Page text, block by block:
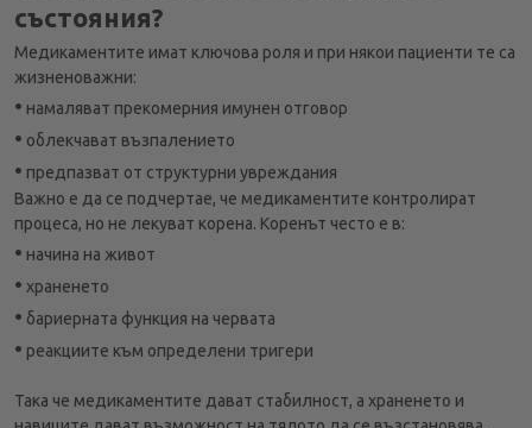
състояния?
Медикаментите имат ключова роля и при някои пациенти те са
жизненоважни:
• намаляват прекомерния имунен отговор
• облекчават възпалението
• предпазват от структурни увреждания
Важно е да се подчертае, че медикаментите контролират
процеса, но не лекуват корена. Коренът често е в:
• начина на живот
• храненето
• бариерната функция на червата
• реакциите към определени тригери
Така че медикаментите дават стабилност, а храненето и